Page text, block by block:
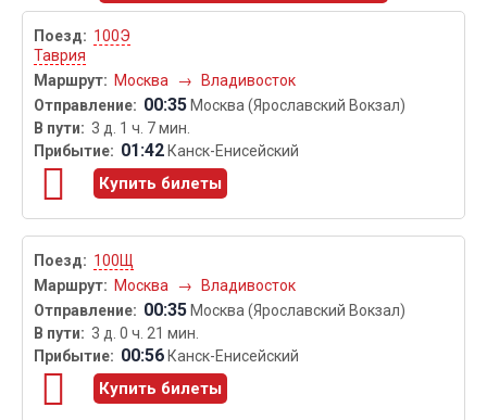
100Э
Таврия
Москва
→ Владивосток
00:35 Москва (Ярославский Вокзал)
3 д. 1 ч. 7 мин.
01:42 Канск-Енисейский
Купить билеты
100Щ
Москва
→ Владивосток
00:35 Москва (Ярославский Вокзал)
3 д. 0 ч. 21 мин.
00:56 Канск-Енисейский
Купить билеты